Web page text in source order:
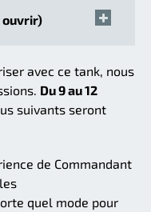
ouvrir)
avec ce tank, nous
Du 9 au 12
suivants seront
de Commandant
quel mode pour